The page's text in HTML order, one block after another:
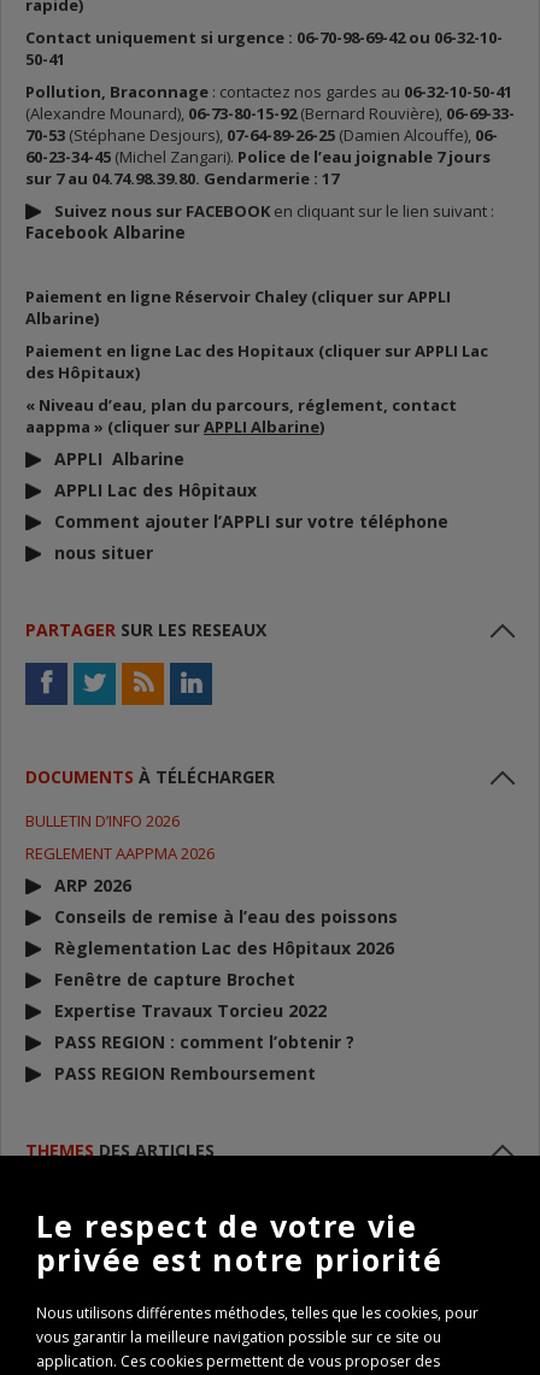
rapide)
Contact uniquement si urgence : 06-70-98-69-42 ou 06-32-10-
50-41
Pollution, Braconnage : contactez nos gardes au 06-32-10-50-41
(Alexandre Mounard), 06-73-80-15-92(Bernard Rouvière), 06-69-33-
70-53 (Stéphane Desjours), 07-64-89-26-25 (Damien Alcouffe), 06-
60-23-34-45 (Michel Zangari). Police de l’eau joignable 7 jours
sur 7 au 04.74.98.39.80. Gendarmerie : 17
Suivez nous sur FACEBOOK en cliquant sur le lien suivant :
Facebook Albarine
Paiement en ligne Réservoir Chaley (cliquer sur APPLI
Albarine)
Paiement en ligne Lac des Hopitaux (cliquer sur APPLI Lac
des Hôpitaux)
« Niveau d’eau, plan du parcours, réglement, contact
aappma » (cliquer surAPPLI Albarine)
APPLI Albarine
APPLI Lac des Hôpitaux
Comment ajouter l’APPLI sur votre téléphone
nous situer
PARTAGER SUR LES RESEAUX
DOCUMENTS À TÉLÉCHARGER
BULLETIN D’INFO 2026
REGLEMENT AAPPMA 2026
ARP 2026
Conseils de remise à l’eau des poissons
Règlementation Lac des Hôpitaux 2026
Fenêtre de capture Brochet
Expertise Travaux Torcieu 2022
PASS REGION : comment l’obtenir ?
PASS REGION Remboursement
THEMESDES ARTICLES
[+]année 2014
[+]Evénements 2015
[+]Evénements 2017
[+]Evénements 2018
Le respect de votre vie
privée est notre priorité
Nous utilisons différentes méthodes, telles que les cookies, pour
vous garantir la meilleure navigation possible sur ce site ou
application. Ces cookies permettent de vous proposer des